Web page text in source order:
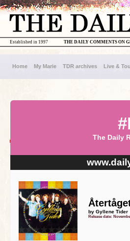
THE DAILY COMMENTS ON
Established in 1997
Home My Marie TDR archives Live &
The Daily
by Gyllene Tider
Release date: